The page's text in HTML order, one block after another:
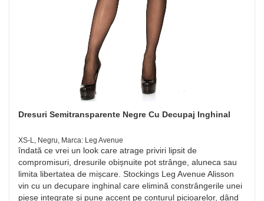
Dresuri Semitransparente Negre Cu Decupaj Inghinal
XS-L, Negru, Marca: Leg Avenue
îndată ce vrei un look care atrage priviri lipsit de
compromisuri, dresurile obișnuite pot strânge, aluneca sau
limita libertatea de mișcare. Stockings Leg Avenue Alisson
vin cu un decupare inghinal care elimină constrângerile unei
piese integrate și pune accent pe conturul picioarelor, dând